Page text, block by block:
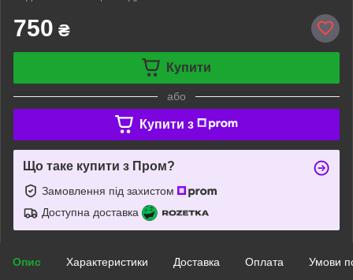
750 ₴
Купити
або
Купити з
Що таке купити з Пром?
Замовлення під захистом
Доступна доставка
Опис Характеристики Доставка Оплата Умови